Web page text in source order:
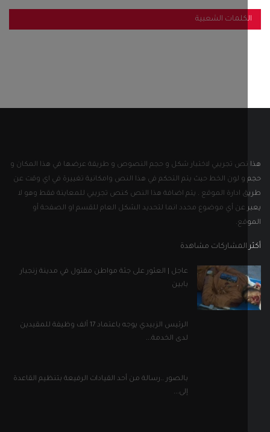
الشعبية
تجريبي لاختبار شكل و حجم النصوص و طريقة عرضها في هذا المكان و
لون الخط حيث يتم التحكم في هذا النص وامكانية تغييرة في اي وقت عن
ادارة الموقع . يتم اضافة هذا النص كنص تجريبي للمعاينة فقط وهو لا
عن أي موضوع محدد انما لتحديد الشكل العام للقسم او الصفحة أو
المشاركات مشاهدة
عاجل | العثور على جثة مواطن مقتول في مدينة زنجبار
بابين
الرئيس الزبيدي يوجه باعتماد 17 ألف وظيفة للمقيدين
لدى الخدمة...
بالصور ..رسالة من أحد القيادات الرفيعة بتنظيم القاعدة